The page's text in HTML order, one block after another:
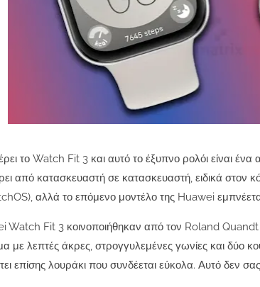
το Watch Fit 3 και αυτό το έξυπνο ρολόι είναι
από κατασκευαστή σε κατασκευαστή, ειδικά στον
αλλά το επόμενο μοντέλο της Huawei
Watch Fit 3 κοινοποιήθηκαν από τον Roland Quandt
με λεπτές άκρες, στρογγυλεμένες γωνίες και δύο
επίσης λουράκι που συνδέεται εύκολα. Αυτό δεν